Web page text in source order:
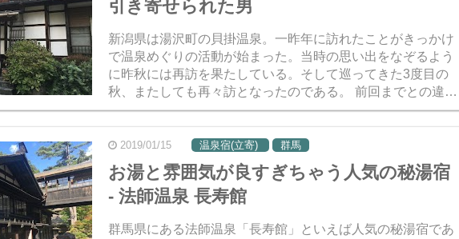
引き寄せられた男
新潟県は湯沢町の貝掛温泉。一昨年に訪れたことがきっかけ
で温泉めぐりの活動が始まった。当時の思い出をなぞるよう
に昨秋には再訪を果たしている。そして巡ってきた3度目の
秋、またしても再々訪となったのである。 前回までとの違い
は一人旅からグループ旅行になったことと交通手段が車に
な...
2019/01/15 温泉宿(立寄) 群馬
お湯と雰囲気が良すぎちゃう人気の秘湯宿
- 法師温泉 長寿館
群馬県にある法師温泉「長寿館」といえば人気の秘湯宿であ